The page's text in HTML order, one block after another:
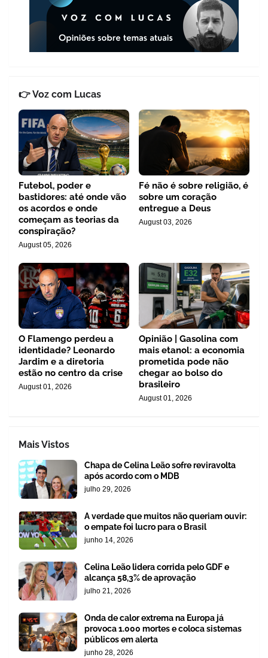
👉 Voz com Lucas
Futebol, poder e
bastidores: até onde vão
os acordos e onde
começam as teorias da
conspiração?
August 05, 2026
Fé não é sobre religião, é
sobre um coração
entregue a Deus
August 03, 2026
O Flamengo perdeu a
identidade? Leonardo
Jardim e a diretoria
estão no centro da crise
August 01, 2026
Opinião | Gasolina com
mais etanol: a economia
prometida pode não
chegar ao bolso do
brasileiro
August 01, 2026
Mais Vistos
Chapa de Celina Leão sofre reviravolta
após acordo com o MDB
julho 29, 2026
A verdade que muitos não queriam ouvir:
o empate foi lucro para o Brasil
junho 14, 2026
Celina Leão lidera corrida pelo GDF e
alcança 58,3% de aprovação
julho 21, 2026
Onda de calor extrema na Europa já
provoca 1.000 mortes e coloca sistemas
públicos em alerta
junho 28, 2026